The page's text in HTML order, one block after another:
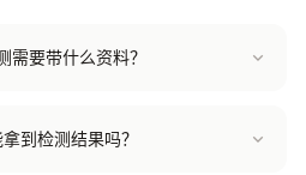
需要带什么资料？
到检测结果吗？